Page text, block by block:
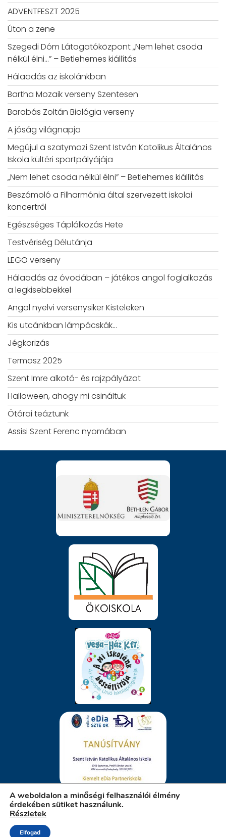
ADVENTFESZT 2025
Úton a zene
Szegedi Dóm Látogatóközpont „Nem lehet csoda
nélkül élni…” – Betlehemes kiállítás
Hálaadás az iskolánkban
Bartha Mozaik verseny Szentesen
Barabás Zoltán Biológia verseny
A jóság világnapja
Megújul a szatymazi Szent István Katolikus Általános
Iskola kültéri sportpályájája
„Nem lehet csoda nélkül élni” – Betlehemes kiállítás
Beszámoló a Filharmónia által szervezett iskolai
koncertről
Egészséges Táplálkozás Hete
Testvériség Délutánja
LEGO verseny
Hálaadás az óvodában – játékos angol foglalkozás
a legkisebbekkel
Angol nyelvi versenysiker Kisteleken
Kis utcánkban lámpácskák…
Jégkorizás
Termosz 2025
Szent Imre alkotó- és rajzpályázat
Halloween, ahogy mi csináltuk
Ötórai teáztunk
Assisi Szent Ferenc nyomában
A weboldalon a minőségi felhasználói élmény
érdekében sütiket használunk.
Részletek
Elfogad